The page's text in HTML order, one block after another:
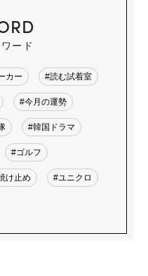
ード
カー #読む試着室
#今月の運勢
#韓国ドラマ
#ゴルフ
け止め #ユニクロ